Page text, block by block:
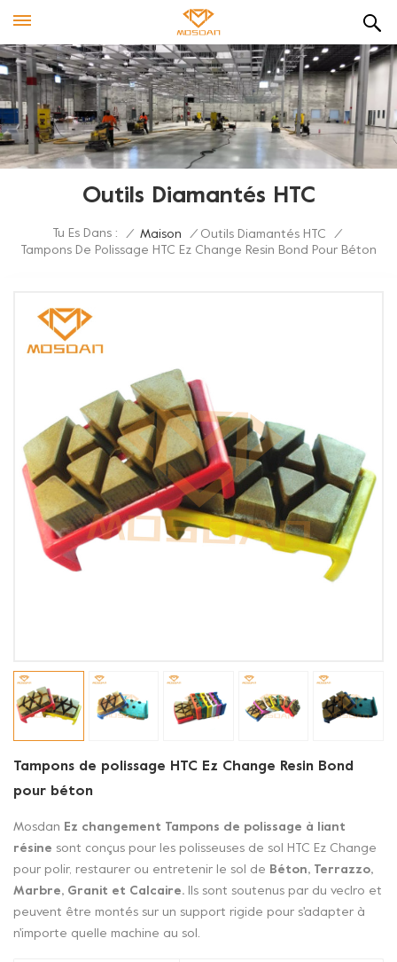
Outils Diamantés HTC
Tu Es Dans : / Maison / Outils Diamantés HTC
/
Tampons De Polissage HTC Ez Change Resin Bond Pour Béton
Tampons de polissage HTC Ez Change Resin Bond
pour béton
Mosdan Ez changement
Tampons de polissage à liant
résine sont conçus pour les polisseuses de sol HTC Ez Change
pour polir, restaurer ou entretenir le sol de
Béton, Terrazzo,
Marbre, Granit et Calcaire. Ils sont soutenus par du veclro et
peuvent être montés sur un support rigide pour s'adapter à
n'importe quelle machine au sol.